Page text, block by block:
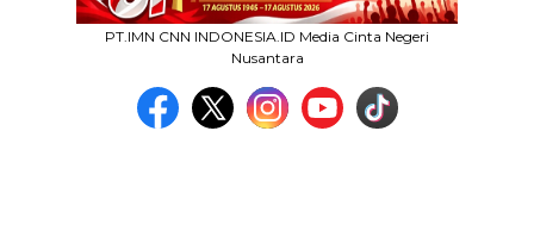
PT.IMN CNN INDONESIA.ID Media Cinta Negeri
Nusantara